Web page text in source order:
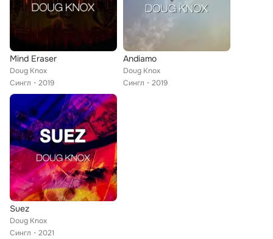
Mind Eraser
Doug Knox
Сингл
2019
Andiamo
Doug Knox
Сингл
2019
Suez
Doug Knox
Сингл
2021